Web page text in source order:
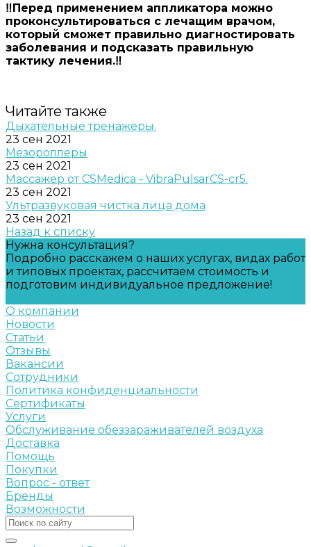
‼️Перед применением аппликатора можно
проконсультироваться с лечащим врачом,
который сможет правильно диагностировать
заболевания и подсказать правильную
тактику лечения.‼️
Читайте также
Дыхательные тренажеры.
23 сен 2021
Мезороллеры
23 сен 2021
Массажер от CSMedica - VibraPulsarCS-cr5.
23 сен 2021
Ультразвуковая чистка лица дома
23 сен 2021
Назад к списку
Нужна консультация?
Подробно расскажем о наших услугах, видах работ
и типовых проектах, рассчитаем стоимость и
подготовим индивидуальное предложение!
О компании
Новости
Статьи
Отзывы
Вакансии
Сотрудники
Политика конфиденциальности
Сертификаты
Услуги
Обслуживание обеззараживателей воздуха
Доставка
Помощь
Покупки
Вопрос - ответ
Бренды
Возможности